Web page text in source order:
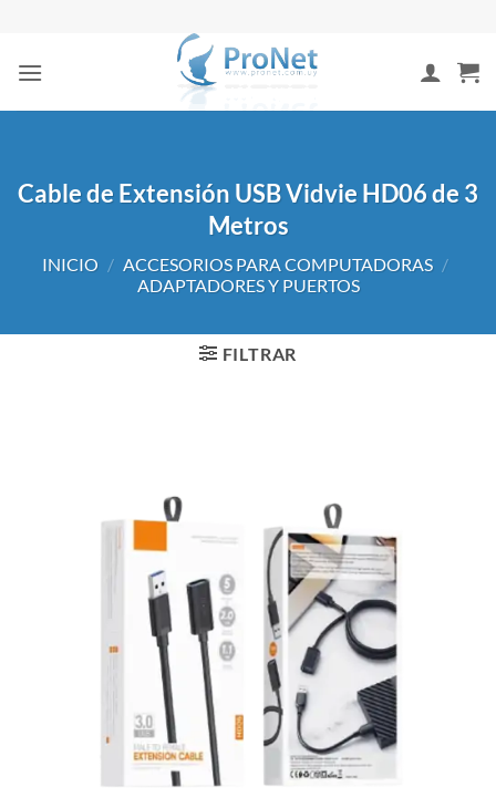
contenido
Cable de Extensión USB Vidvie HD06 de 3
Metros
INICIO / ACCESORIOS PARA COMPUTADORAS /
ADAPTADORES Y PUERTOS
FILTRAR